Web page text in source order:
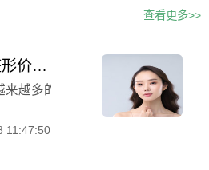
查看更多>>
乌鲁木齐紫星医美整形价格汇总及全切双眼皮例子
来越多的人选择医美整形来实现自
11:47:50